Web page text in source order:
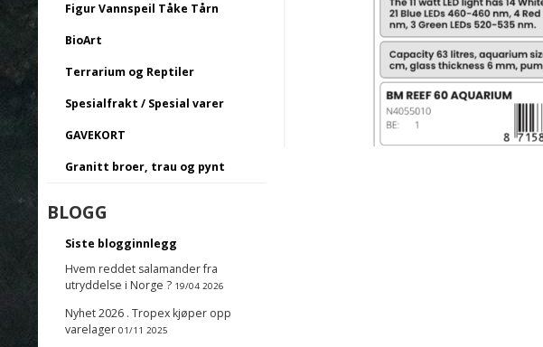
Figur Vannspeil Tåke Tårn
BioArt
Terrarium og Reptiler
Spesialfrakt / Spesial varer
GAVEKORT
Granitt broer, trau og pynt
BLOGG
Siste blogginnlegg
Hvem reddet salamander fra
utryddelse i Norge ? 19/04 2026
Nyhet 2026 . Tropex kjøper opp
varelager 01/11 2025